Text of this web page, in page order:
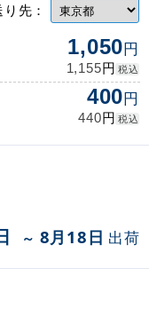
先：
1,050円
1,155円 税込
400円
440円 税込
～ 8月18日 出荷